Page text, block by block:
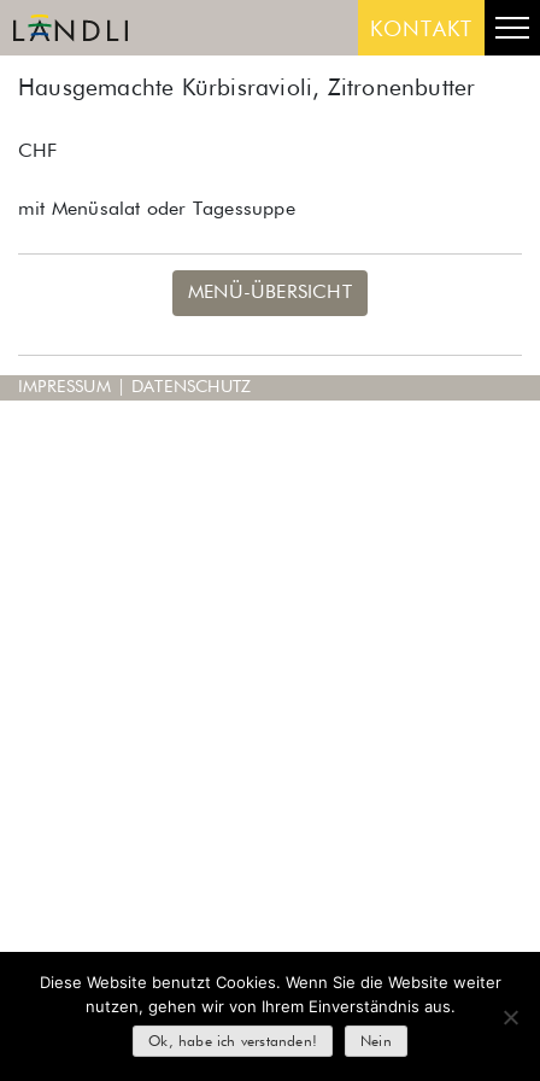
Skip
to
KONTAKT
Hausgemachte Kürbisravioli, Zitronenbutter
CHF
mit Menüsalat oder Tagessuppe
MENÜ-ÜBERSICHT
IMPRESSUM DATENSCHUTZ
Diese Website benutzt Cookies. Wenn Sie die Website weiter
nutzen, gehen wir von Ihrem Einverständnis aus.
Ok, habe ich verstanden! Nein